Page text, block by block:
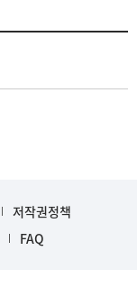
저작권정책
FAQ